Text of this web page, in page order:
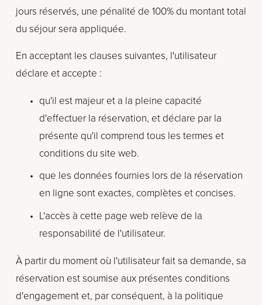
jours réservés, une pénalité de 100% du montant total
du séjour sera appliquée.
En acceptant les clauses suivantes, l'utilisateur
déclare et accepte :
qu'il est majeur et a la pleine capacité
d'effectuer la réservation, et déclare par la
présente qu'il comprend tous les termes et
conditions du site web.
que les données fournies lors de la réservation
en ligne sont exactes, complètes et concises.
L'accès à cette page web relève de la
responsabilité de l'utilisateur.
À partir du moment où l'utilisateur fait sa demande, sa
réservation est soumise aux présentes conditions
d'engagement et, par conséquent, à la politique